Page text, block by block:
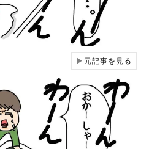
▶元記事を見る